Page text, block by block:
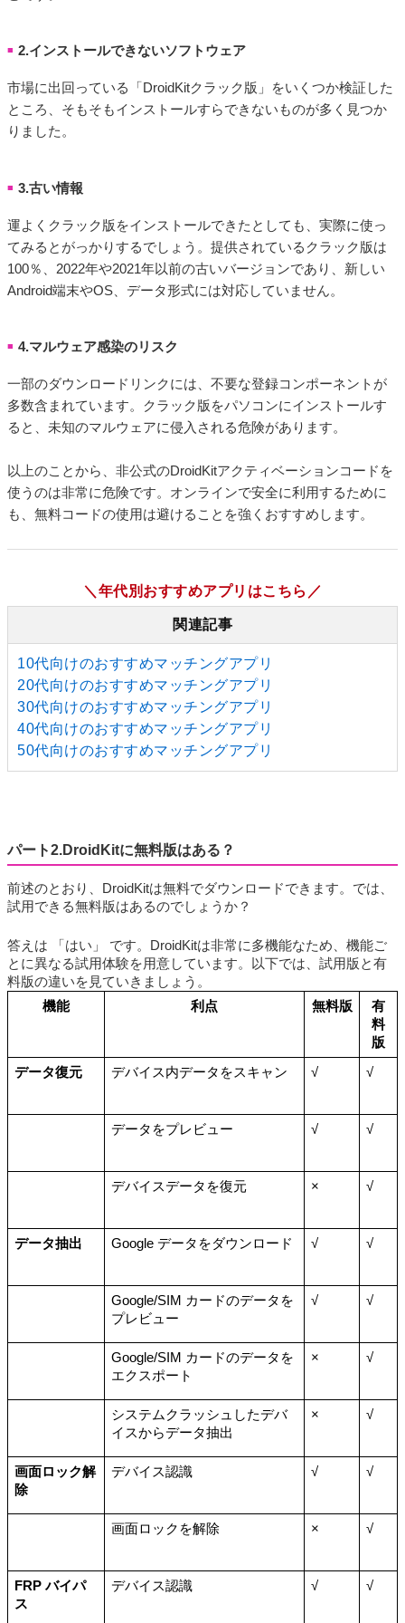
■ 2.インストールできないソフトウェア
市場に出回っている「DroidKitクラック版」をいくつか検証した
ところ、そもそもインストールすらできないものが多く見つか
りました。
■ 3.古い情報
運よくクラック版をインストールできたとしても、実際に使っ
てみるとがっかりするでしょう。提供されているクラック版は
100％、2022年や2021年以前の古いバージョンであり、新しい
Android端末やOS、データ形式には対応していません。
■ 4.マルウェア感染のリスク
一部のダウンロードリンクには、不要な登録コンポーネントが
多数含まれています。クラック版をパソコンにインストールす
ると、未知のマルウェアに侵入される危険があります。
以上のことから、非公式のDroidKitアクティベーションコードを
使うのは非常に危険です。オンラインで安全に利用するために
も、無料コードの使用は避けることを強くおすすめします。
＼年代別おすすめアプリはこちら／
関連記事
10代向けのおすすめマッチングアプリ
20代向けのおすすめマッチングアプリ
30代向けのおすすめマッチングアプリ
40代向けのおすすめマッチングアプリ
50代向けのおすすめマッチングアプリ
パート2.DroidKitに無料版はある？
前述のとおり、DroidKitは無料でダウンロードできます。では、
試用できる無料版はあるのでしょうか？
答えは 「はい」 です。DroidKitは非常に多機能なため、機能ご
とに異なる試用体験を用意しています。以下では、試用版と有
料版の違いを見ていきましょう。
機能
利点 無料版
有
料
版
データ復元 デバイス内データをスキャン √ √
データをプレビュー √ √
デバイスデータを復元 × √
データ抽出 Google データをダウンロード √ √
Google/SIM カードのデータを
プレビュー
√ √
Google/SIM カードのデータを
エクスポート
× √
システムクラッシュしたデバ
イスからデータ抽出
× √
画面ロック解
除
デバイス認識 √ √
画面ロックを解除 × √
FRP バイパ
ス
デバイス認識 √ √